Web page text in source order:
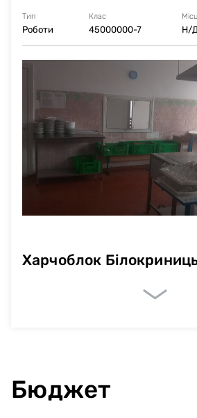
Тип
Роботи
Клас
45000000-7 Н/
Харчоблок
Бюджет